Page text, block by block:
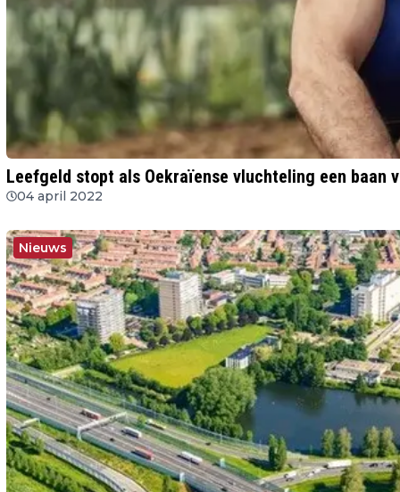
Leefgeld stopt als Oekraïense vluchteling een baan
04 april 2022
Nieuws